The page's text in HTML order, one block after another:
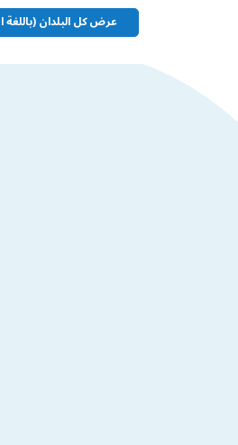
عرض كل البلدان (باللغة